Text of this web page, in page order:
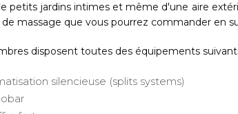
petits jardins intimes et même d'une aire
de massage que vous pourrez commander en
disposent toutes des équipements
silencieuse (splits systems)